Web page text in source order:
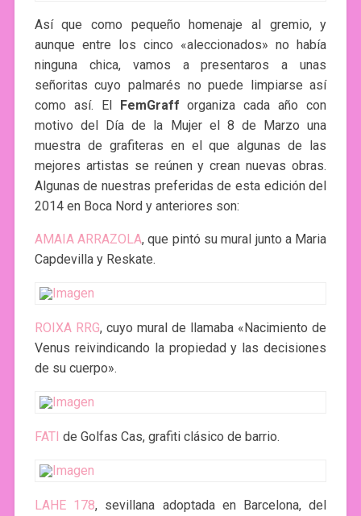
Así que como pequeño homenaje al gremio, y
aunque entre los cinco «aleccionados» no había
ninguna chica, vamos a presentaros a unas
señoritas cuyo palmarés no puede limpiarse así
como así. El FemGraff organiza cada año con
motivo del Día de la Mujer el 8 de Marzo una
muestra de grafiteras en el que algunas de las
mejores artistas se reúnen y crean nuevas obras.
Algunas de nuestras preferidas de esta edición del
2014 en Boca Nord y anteriores son:
AMAIA ARRAZOLA, que pintó su mural junto a Maria
Capdevilla y Reskate.
ROIXA RRG, cuyo mural de llamaba «Nacimiento de
Venus reivindicando la propiedad y las decisiones
de su cuerpo».
FATI de Golfas Cas, grafiti clásico de barrio.
LAHE 178, sevillana adoptada en Barcelona, del